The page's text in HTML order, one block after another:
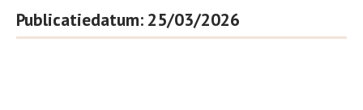
Publicatiedatum: 25/03/2026